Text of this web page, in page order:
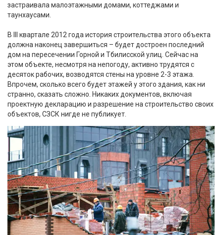
застраивала малоэтажными домами, коттеджами и
таунхаусами.
В III квартале 2012 года история строительства этого объекта
должна наконец завершиться – будет достроен последний
дом на пересечении Горной и Тбилисской улиц. Сейчас на
этом объекте, несмотря на непогоду, активно трудятся с
десяток рабочих, возводятся стены на уровне 2-3 этажа.
Впрочем, сколько всего будет этажей у этого здания, как ни
странно, сказать сложно. Никаких документов, включая
проектную декларацию и разрешение на строительство своих
объектов, СЗСК нигде не публикует.